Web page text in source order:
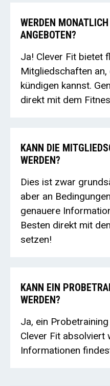
WERDEN
ANGEBOTEN?
Ja! Clever Fit bietet
Mitgliedschaften
kündigen kannst.
direkt mit dem
KANN DIE
WERDEN?
Dies ist zwar
aber an
genauere
Besten direkt mit
setzen!
KANN EIN
WERDEN?
Ja, ein
Clever Fit absolviert
Informationen